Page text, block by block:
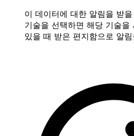
이 데이터에 대한 알림을 받
기술을 선택하면 해당 기술을
있을 때 받은 편지함으로 알